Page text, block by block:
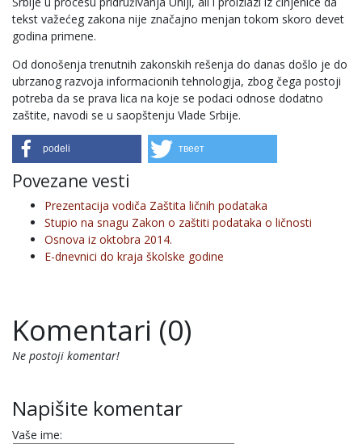
tekst važećeg zakona nije značajno menjan tokom skoro devet
godina primene.
Od donošenja trenutnih zakonskih rešenja do danas došlo je do
ubrzanog razvoja informacionih tehnologija, zbog čega postoji
potreba da se prava lica na koje se podaci odnose dodatno
zaštite, navodi se u saopštenju Vlade Srbije.
podeli твеет
Povezane vesti
Prezentacija vodiča Zaštita ličnih podataka
Stupio na snagu Zakon o zaštiti podataka o ličnosti
Osnova iz oktobra 2014.
E-dnevnici do kraja školske godine
Komentari (0)
Ne postoji komentar!
Napišite komentar
Vaše ime: